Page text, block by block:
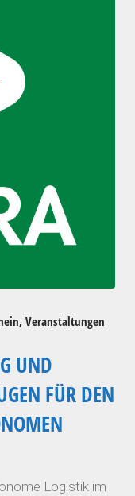
Veranstaltungen
UND
FÜR DEN
Logistik im